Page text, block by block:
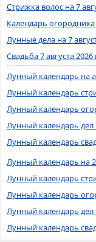
Стрижка волос на 7
Календарь огородника
Лунные дела на 7
Свадьба 7 августа 2026
Лунный календарь на
Лунный календарь
Лунный календарь
Лунный календарь дел
Лунный календарь
Лунный календарь на
Лунный календарь
Лунный календарь
Лунный календарь дел
Лунный календарь